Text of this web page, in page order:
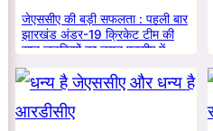
जेएससीए की बड़ी सफलता : पहली बार
झारखंड अंडर-19 क्रिकेट टीम की
सात लड़कियों का चयन एनसीए में